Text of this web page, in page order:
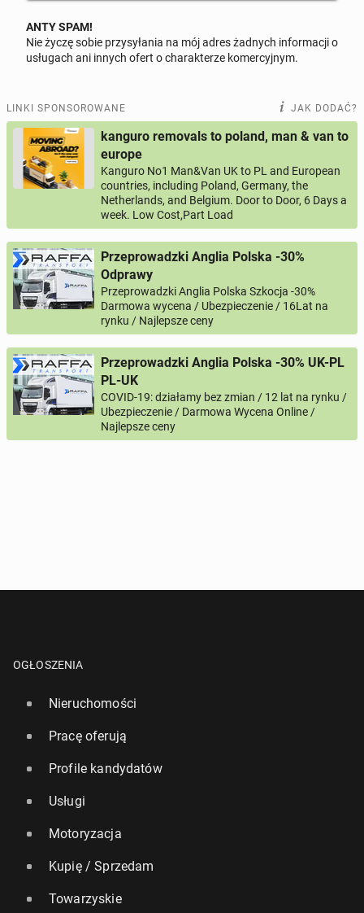
Odpowiedz na ofertę tego ogłoszenia
0 / 1000
Imię i nazwisko
Twój email
Twój telefon
Numer telefon wg wzoru NR KIERUNKOWY KRAJU NR TELEFONU , np.:
+44 7123456789 lub +48
Pytanie aktywujące
ANTY SPAM!
Nie życzę sobie przysyłania na mój adres żadnych informacji o
usługach ani innych ofert o charakterze komercyjnym.
LINKI SPONSOROWANE JAK DODAĆ?
kanguro removals to poland, man & van to
europe
Kanguro No1 Man&Van UK to PL and European
countries, including Poland, Germany, the
Netherlands, and Belgium. Door to Door, 6 Days a
week. Low Cost,Part Load
Przeprowadzki Anglia Polska -30%
Odprawy
Przeprowadzki Anglia Polska Szkocja -30%
Darmowa wycena / Ubezpieczenie / 16Lat na
rynku / Najlepsze ceny
Przeprowadzki Anglia Polska -30% UK-PL
PL-UK
COVID-19: działamy bez zmian / 12 lat na rynku /
Ubezpieczenie / Darmowa Wycena Online /
Najlepsze ceny
OGŁOSZENIA
Nieruchomości
Pracę oferują
Profile kandydatów
Usługi
Motoryzacja
Kupię / Sprzedam
Towarzyskie